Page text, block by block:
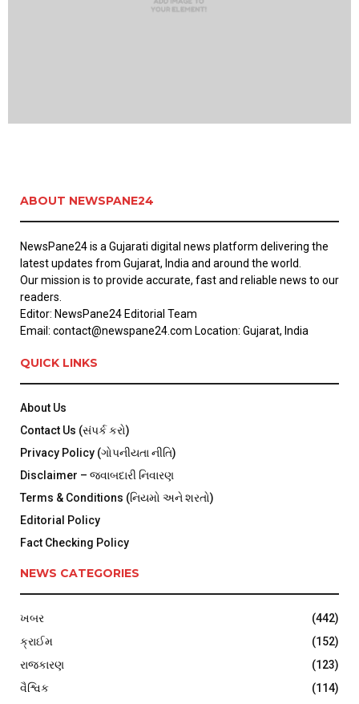
ABOUT NEWSPANE24
NewsPane24 is a Gujarati digital news platform delivering the
latest updates from Gujarat, India and around the world.
Our mission is to provide accurate, fast and reliable news to our
readers.
Editor: NewsPane24 Editorial Team
Email: contact@newspane24.com Location: Gujarat, India
QUICK LINKS
About Us
Contact Us (સંપર્ક કરો)
Privacy Policy (ગોપનીયતા નીતિ)
Disclaimer – જવાબદારી નિવારણ
Terms & Conditions (નિયમો અને શરતો)
Editorial Policy
Fact Checking Policy
NEWS CATEGORIES
ખબર
(442)
ક્રાઈમ
(152)
રાજકારણ
(123)
વૈશ્વિક
(114)